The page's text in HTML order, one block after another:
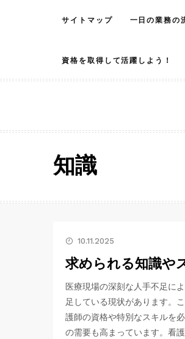
サイトマップ 一日の業務の
資格を取得して活躍しよう！
知識
10.11.2025
求められる知識や
医療現場の深刻な人手不足に
足している現状があります。
護師の資格や特別なスキルを
の需要も高まっています。看